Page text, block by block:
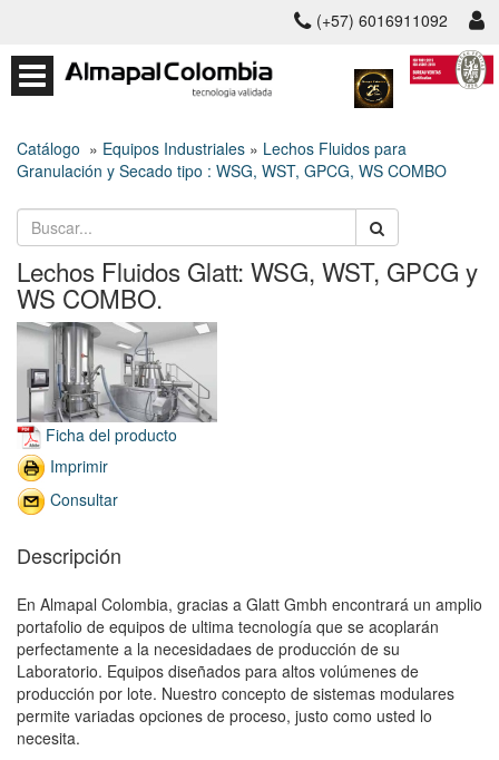
(+57) 6016911092
Catálogo » Equipos Industriales » Lechos Fluidos para
Granulación y Secado tipo : WSG, WST, GPCG, WS COMBO
Lechos Fluidos Glatt: WSG, WST, GPCG y
WS COMBO.
Ficha del producto
Imprimir
Consultar
Descripción
En Almapal Colombia, gracias a Glatt Gmbh encontrará un amplio
portafolio de equipos de ultima tecnología que se acoplarán
perfectamente a la necesidadaes de producción de su
Laboratorio. Equipos diseñados para altos volúmenes de
producción por lote. Nuestro concepto de sistemas modulares
permite variadas opciones de proceso, justo como usted lo
necesita.